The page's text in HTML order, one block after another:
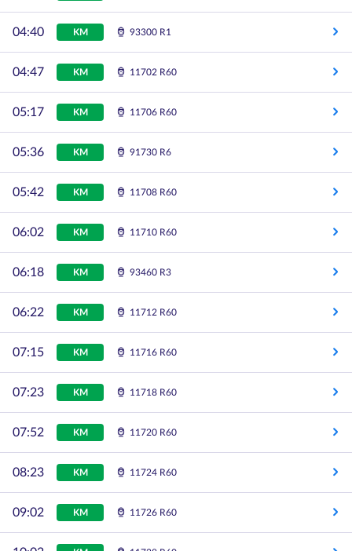
04:40 KM 93300 R1
04:47 KM 11702 R60
05:17 KM 11706 R60
05:36 KM 91730 R6
05:42 KM 11708 R60
06:02 KM 11710 R60
06:18 KM 93460 R3
06:22 KM 11712 R60
07:15 KM 11716 R60
07:23 KM 11718 R60
07:52 KM 11720 R60
08:23 KM 11724 R60
09:02 KM 11726 R60